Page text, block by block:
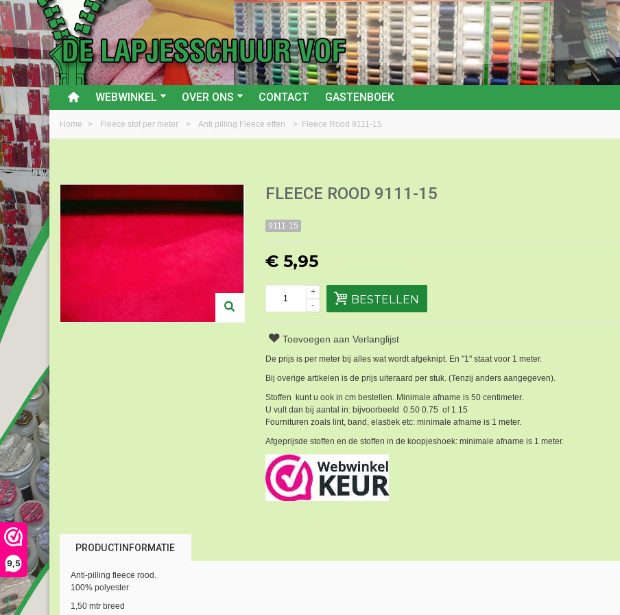
9,5
WEBWINKEL OVER ONS CONTACT GASTENBOEK
Home > Fleece stof per meter > Anti pilling Fleece effen > Fleece Rood 9111-15
FLEECE ROOD 9111-15
9111-15
€ 5,95
-
+
BESTELLEN
Toevoegen aan Verlanglijst
De prijs is per meter bij alles wat wordt afgeknipt. En "1" staat voor 1 meter.
Bij overige artikelen is de prijs uiteraard per stuk. (Tenzij anders aangegeven).
Stoffen kunt u ook in cm bestellen. Minimale afname is 50 centimeter.
U vult dan bij aantal in: bijvoorbeeld 0.50 0.75 of 1.15
Fournituren zoals lint, band, elastiek etc: minimale afname is 1 meter.
Afgeprijsde stoffen en de stoffen in de koopjeshoek: minimale afname is 1 meter.
PRODUCTINFORMATIE
Anti-pilling fleece rood.
100% polyester
1,50 mtr breed